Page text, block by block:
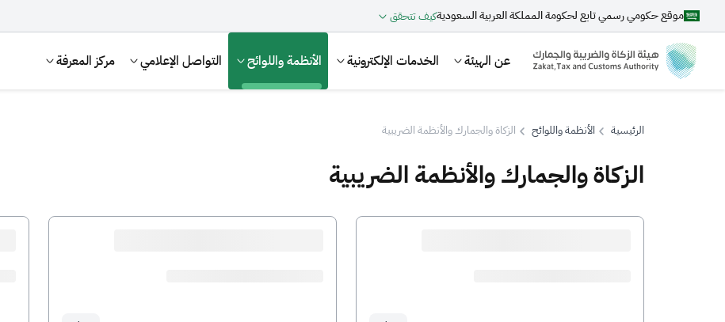
موقع حكومي رسمي تابع لحكومة المملكة العربية السعوديةكيف تتحقق
عن الهيئة الخدمات الإلكترونية الأنظمة واللوائح التواصل الإعلامي مركز المعرفة
بحث
الرئيسية الأنظمة واللوائح الزكاة والجمارك والأنظمة الضريبية
الزكاة والجمارك والأنظمة الضريبية